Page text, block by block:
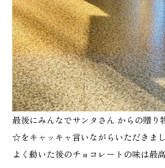
最後にみんなでサンタさん からの贈
☆をキャッキャ言いながらいただきま
よく動いた後のチョコレートの味は最